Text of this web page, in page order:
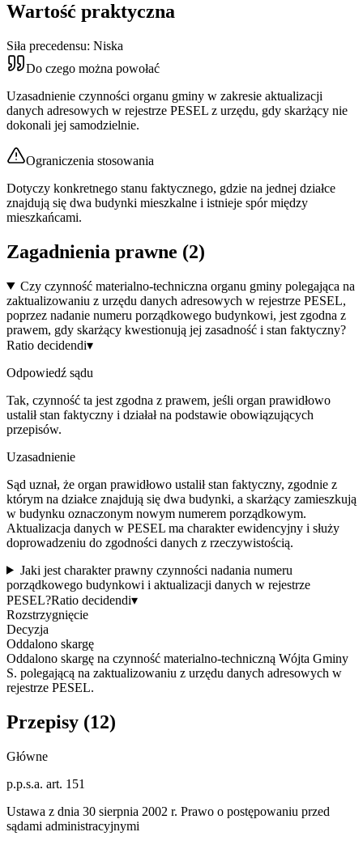
Wartość praktyczna
Siła precedensu: Niska
Do czego można powołać
Uzasadnienie czynności organu gminy w zakresie aktualizacji
danych adresowych w rejestrze PESEL z urzędu, gdy skarżący nie
dokonali jej samodzielnie.
Ograniczenia stosowania
Dotyczy konkretnego stanu faktycznego, gdzie na jednej działce
znajdują się dwa budynki mieszkalne i istnieje spór między
mieszkańcami.
Zagadnienia prawne (2)
Czy czynność materialno-techniczna organu gminy polegająca na
zaktualizowaniu z urzędu danych adresowych w rejestrze PESEL,
poprzez nadanie numeru porządkowego budynkowi, jest zgodna z
prawem, gdy skarżący kwestionują jej zasadność i stan faktyczny?
Ratio decidendi▾
Odpowiedź sądu
Tak, czynność ta jest zgodna z prawem, jeśli organ prawidłowo
ustalił stan faktyczny i działał na podstawie obowiązujących
przepisów.
Uzasadnienie
Sąd uznał, że organ prawidłowo ustalił stan faktyczny, zgodnie z
którym na działce znajdują się dwa budynki, a skarżący zamieszkują
w budynku oznaczonym nowym numerem porządkowym.
Aktualizacja danych w PESEL ma charakter ewidencyjny i służy
doprowadzeniu do zgodności danych z rzeczywistością.
Jaki jest charakter prawny czynności nadania numeru
porządkowego budynkowi i aktualizacji danych w rejestrze
PESEL?Ratio decidendi▾
Rozstrzygnięcie
Decyzja
Oddalono skargę
Oddalono skargę na czynność materialno-techniczną Wójta Gminy
S. polegającą na zaktualizowaniu z urzędu danych adresowych w
rejestrze PESEL.
Przepisy (12)
Główne
p.p.s.a. art. 151
Ustawa z dnia 30 sierpnia 2002 r. Prawo o postępowaniu przed
sądami administracyjnymi